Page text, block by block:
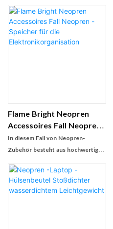
Isolierung. Der vollflächige
Thermotransferdruck sorgt für ein
lebendiges und langlebiges Design,
Flame Bright Neopren
Accessoires Fall Neopren -
Speicher Für Die
Elektronikorganisation
In diesem Fall von Neopren-
Zubehör besteht aus hochwertiger
und bietet eine weiche, aber
dauerhafte Struktur. Die
Oberfläche in rechteckiger